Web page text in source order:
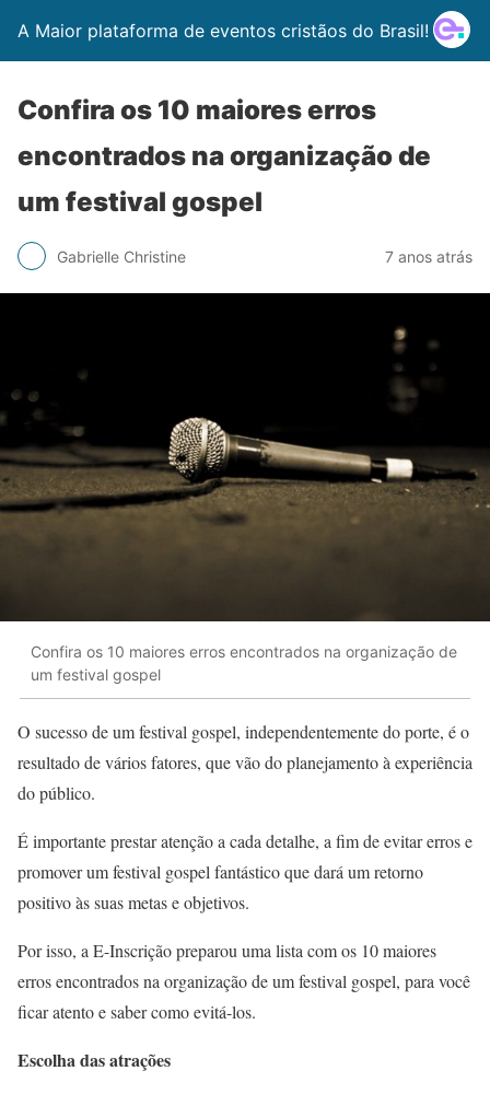
A Maior plataforma de eventos cristãos do Brasil!
Confira os 10 maiores erros
encontrados na organização de
um festival gospel
Gabrielle Christine 7 anos atrás
Confira os 10 maiores erros encontrados na organização de
um festival gospel
O sucesso de um festival gospel, independentemente do porte, é o
resultado de vários fatores, que vão do planejamento à experiência
do público.
Éimportante prestar atenção a cada detalhe, a fim de evitar erros e
promoverum festival gospel fantástico que dará um retorno
positivo às suas metas e objetivos.
Por isso, a E-Inscrição preparou uma lista com os 10 maiores
erros encontrados na organização de um festival gospel, para você
ficar atento e saber como evitá-los.
Escolha das atrações